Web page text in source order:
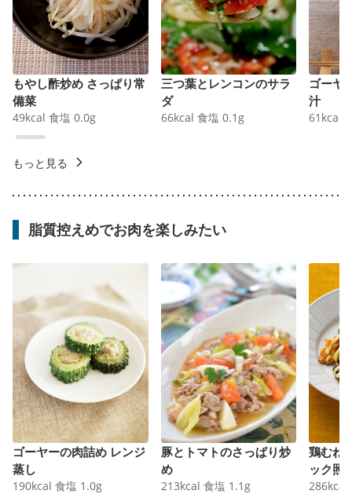
もやし酢炒め さっぱり常
備菜
49kcal 食塩 0.0g
三つ葉とレンコンのサラ
ダ
66kcal 食塩 0.1 g
ゴーヤ
汁
61 kcal
もっと見る
脂質控えめでお肉を楽しみたい
ゴーヤーの肉詰め レンジ
蒸し
190kcal 食塩 1.0g
豚とトマトのさっぱり炒
め
213kcal 食塩 1.1 g
鶏むね
ック照
286kcal